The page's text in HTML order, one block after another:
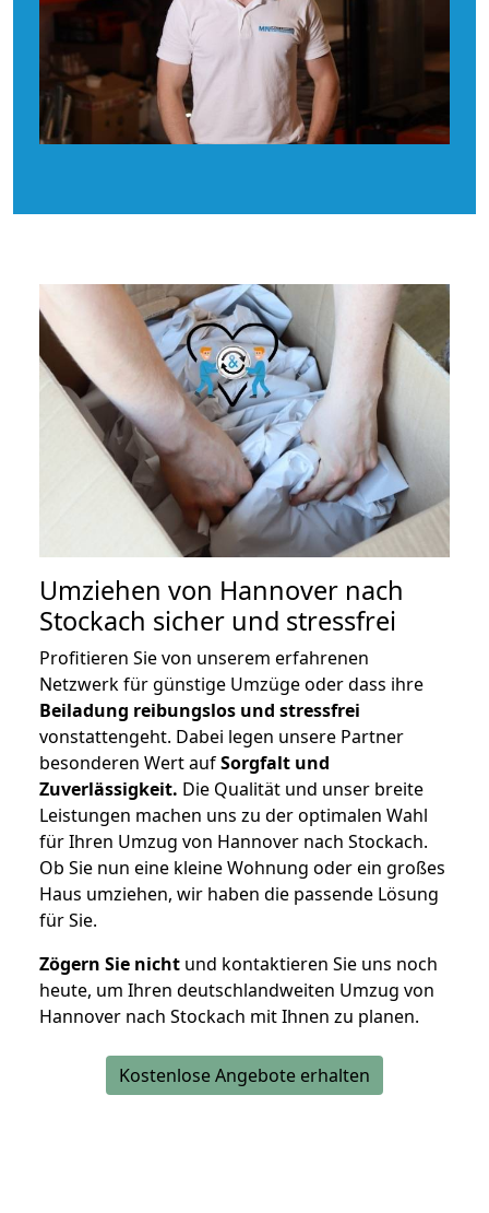
Umziehen von Hannover nach
Stockach sicher und stressfrei
Profitieren Sie von unserem erfahrenen
Netzwerk für günstige Umzüge oder dass ihre
Beiladung reibungslos und stressfrei
vonstattengeht. Dabei legen unsere Partner
besonderen Wert aufSorgfalt und
Zuverlässigkeit. Die Qualität und unser breite
Leistungen machen uns zu der optimalen Wahl
für Ihren Umzug von Hannover nach Stockach.
Ob Sie nun eine kleine Wohnung oder ein großes
Haus umziehen, wir haben die passende Lösung
für Sie.
Zögern Sie nicht und kontaktieren Sie uns noch
heute, um Ihren deutschlandweiten Umzug von
Hannover nach Stockach mit Ihnen zu planen.
Kostenlose Angebote erhalten